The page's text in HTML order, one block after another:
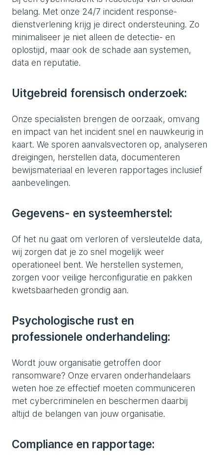
belang. Met onze 24/7 incident response-
dienstverlening krijg je direct ondersteuning. Zo
minimaliseer je niet alleen de detectie- en
oplostijd, maar ook de schade aan systemen,
data en reputatie.
Uitgebreid forensisch onderzoek:
Onze specialisten brengen de oorzaak, omvang
en impact van het incident snel en nauwkeurig in
kaart. We sporen aanvalsvectoren op, analyseren
dreigingen, herstellen data, documenteren
bewijsmateriaal en leveren rapportages inclusief
aanbevelingen.
Gegevens- en systeemherstel:
Of het nu gaat om verloren of versleutelde data,
wij zorgen dat je zo snel mogelijk weer
operationeel bent. We herstellen systemen,
zorgen voor veilige herconfiguratie en pakken
kwetsbaarheden grondig aan.
Psychologische rust en
professionele onderhandeling:
Wordt jouw organisatie getroffen door
ransomware? Onze ervaren onderhandelaars
weten hoe ze effectief moeten communiceren
met cybercriminelen en beschermen daarbij
altijd de belangen van jouw organisatie.
Compliance en rapportage: